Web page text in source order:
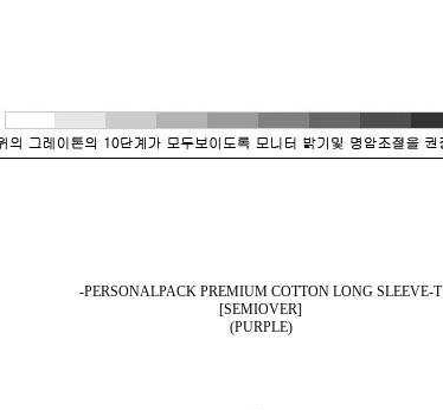
-PERSONALPACK PREMIUM COTTON LONG SLEEVE-T
[SEMIOVER]
(PURPLE)